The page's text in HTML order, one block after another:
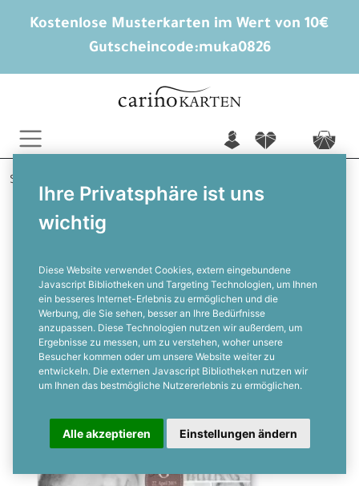
Kostenlose Musterkarten im Wert von 10€
Gutscheincode:muka0826
Ihre Privatsphäre ist uns
wichtig
Diese Website verwendet Cookies, extern eingebundene
Javascript Bibliotheken und Targeting Technologien, um Ihnen
ein besseres Internet-Erlebnis zu ermöglichen und die
Werbung, die Sie sehen, besser an Ihre Bedürfnisse
anzupassen. Diese Technologien nutzen wir außerdem, um
Ergebnisse zu messen, um zu verstehen, woher unsere
Besucher kommen oder um unsere Website weiter zu
entwickeln. Die externen Javascript Bibliotheken nutzen wir
um Ihnen das bestmögliche Nutzererlebnis zu ermöglichen.
Alle akzeptieren Einstellungen ändern
n f c
Startseite
Braune Vintage Geburtskarte mit